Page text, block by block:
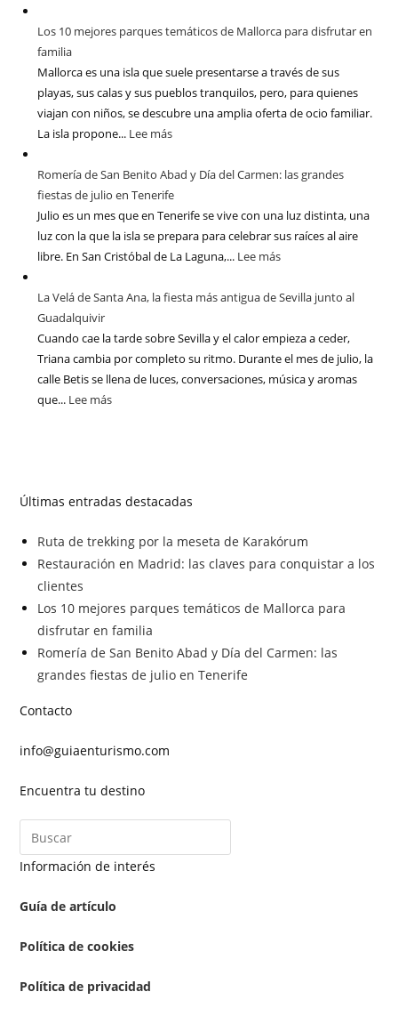
Los 10 mejores parques temáticos de Mallorca para disfrutar en
familia
Mallorca es una isla que suele presentarse a través de sus
playas, sus calas y sus pueblos tranquilos, pero, para quienes
viajan con niños, se descubre una amplia oferta de ocio familiar.
La isla propone... Lee más
Romería de San Benito Abad y Día del Carmen: las grandes
fiestas de julio en Tenerife
Julio es un mes que en Tenerife se vive con una luz distinta, una
luz con la que la isla se prepara para celebrar sus raíces al aire
libre. En San Cristóbal de La Laguna,... Lee más
La Velá de Santa Ana, la fiesta más antigua de Sevilla junto al
Guadalquivir
Cuando cae la tarde sobre Sevilla y el calor empieza a ceder,
Triana cambia por completo su ritmo. Durante el mes de julio, la
calle Betis se llena de luces, conversaciones, música y aromas
que... Lee más
Últimas entradas destacadas
Ruta de trekking por la meseta de Karakórum
Restauración en Madrid: las claves para conquistar a los
clientes
Los 10 mejores parques temáticos de Mallorca para
disfrutar en familia
Romería de San Benito Abad y Día del Carmen: las
grandes fiestas de julio en Tenerife
Contacto
info@guiaenturismo.com
Encuentra tu destino
Información de interés
Guía de artículo
Política de cookies
Política de privacidad